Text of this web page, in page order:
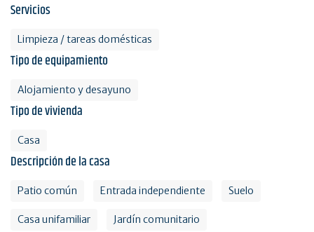
Servicios
Limpieza / tareas domésticas
Tipo de equipamiento
Alojamiento y desayuno
Tipo de vivienda
Casa
Descripción de la casa
Patio común Entrada independiente Suelo
Casa unifamiliar Jardín comunitario